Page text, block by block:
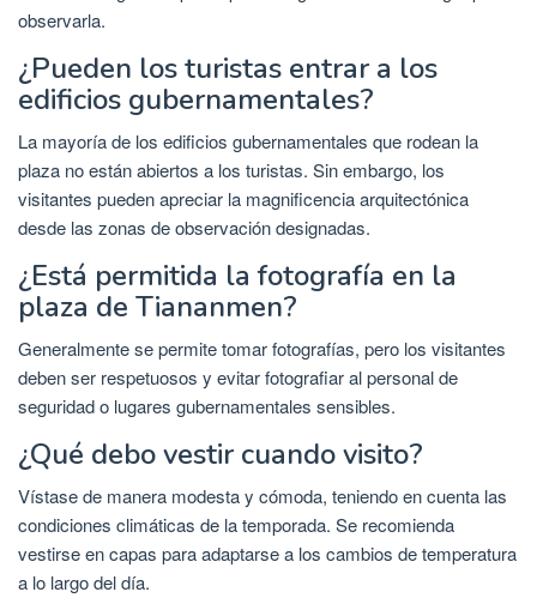
observarla.
¿Pueden los turistas entrar a los
edificios gubernamentales?
La mayoría de los edificios gubernamentales que rodean la
plaza no están abiertos a los turistas. Sin embargo, los
visitantes pueden apreciar la magnificencia arquitectónica
desde las zonas de observación designadas.
¿Está permitida la fotografía en la
plaza de Tiananmen?
Generalmente se permite tomar fotografías, pero los visitantes
deben ser respetuosos y evitar fotografiar al personal de
seguridad o lugares gubernamentales sensibles.
¿Qué debo vestir cuando visito?
Vístase de manera modesta y cómoda, teniendo en cuenta las
condiciones climáticas de la temporada. Se recomienda
vestirse en capas para adaptarse a los cambios de temperatura
a lo largo del día.